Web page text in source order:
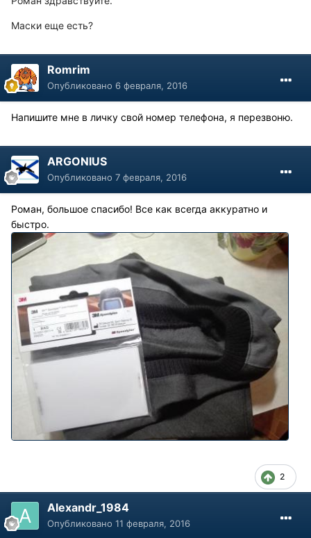
Маски еще есть?
Romrim
Опубликовано 6 февраля, 2016
Напишите мне в личку свой номер телефона, я перезвоню.
ARGONIUS
Опубликовано 7 февраля, 2016
Роман, большое спасибо! Все как всегда аккуратно и
быстро.
2
Alexandr_1984
Опубликовано 11 февраля, 2016